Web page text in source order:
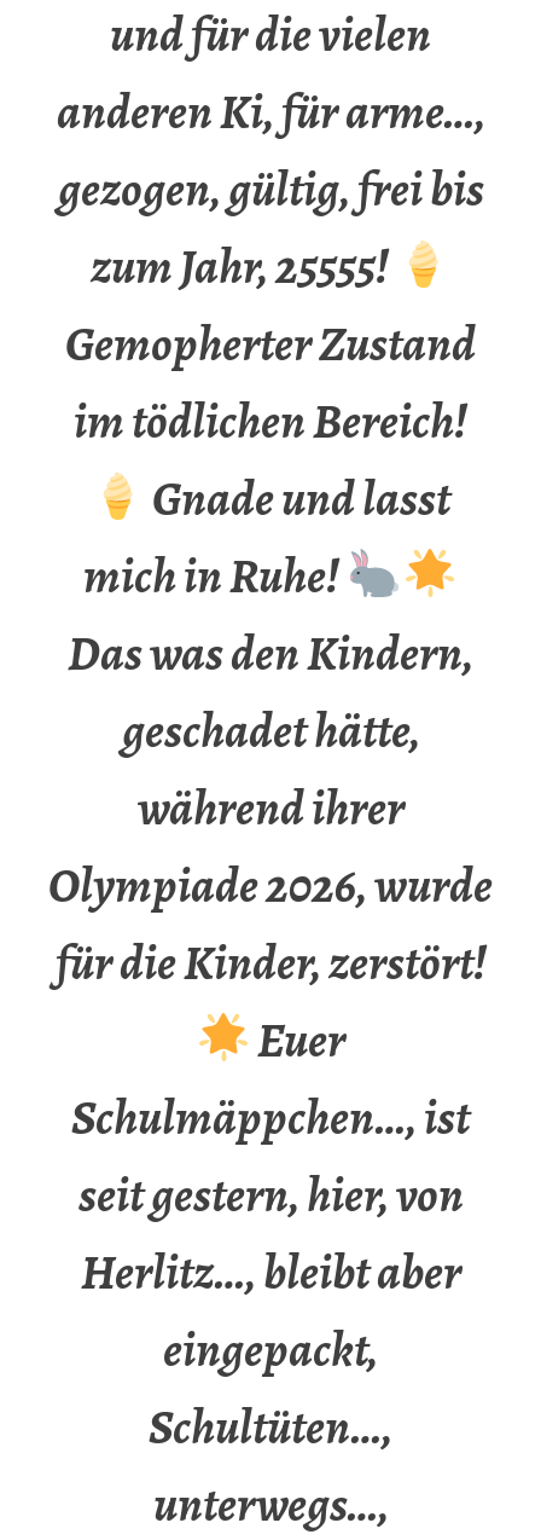
und für die vielen
anderen Ki, für arme…,
gezogen, gültig, frei bis
zum Jahr, 25555!
Gemopherter Zustand
im tödlichen Bereich!
Gnade und lasst
mich in Ruhe!
Das was den Kindern,
geschadet hätte,
während ihrer
Olympiade 2026, wurde
für die Kinder, zerstört!
Euer
Schulmäppchen…, ist
seit gestern, hier, von
Herlitz…, bleibt aber
eingepackt,
Schultüten…,
unterwegs…,